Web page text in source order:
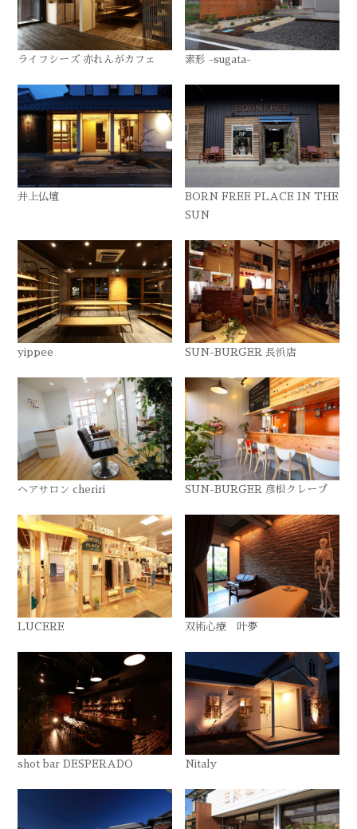
ライフシーズ 赤れんがカフェ 素形 -sugata-
井上仏壇
BORN FREE PLACE IN THE
SUN
yippee SUN-BURGER 長浜店
ヘアサロン cheriri SUN-BURGER 彦根クレープ
LUCERE 双術心療 叶夢
shot bar DESPERADO Nitaly